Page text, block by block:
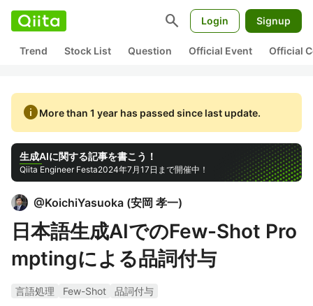
search Login Signup
Trend Stock List Question Official Event Official
infoMore than 1 year has passed since last update.
生成AIに関する記事を書こう！
Qiita Engineer Festa2024年7月17日まで開催中！
@KoichiYasuoka (安岡 孝一)
日本語生成AIでのFew-Shot Pro
mptingによる品詞付与
言語処理 Few-Shot
品詞付与